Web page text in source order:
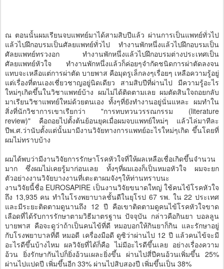
ณ ตอนนั้นผมเรียนจบแพทย์มาได้สามสิบปีแล้ว ผ่านการเป็นแพทย์ทั่วไป
แล้วไปฝึกอบรมเป็นศัลยแพทย์ทั่วไป ทำงานพักหนึ่งแล้วไปฝึกอบรมเป็น
ศัลยแพทย์ทรวงอก ทำงานพักหนึ่งแล้วไปฝึกอบรมต่างประเทศเป็น
ศัลยแพทย์หัวใจ ทำงานพักหนึ่งแล้วก็ค่อยๆจำกัดชนิดการผ่าตัดลงจน
แทบจะเหลือแต่การผ่าตัด บายพาส คือมุดรูเล็กลงๆเรื่อยๆ เหลือความรู้อยู่
แต่เรื่องที่ตนเองเชี่ยวชาญอยู่นิดเดียว สามสิบปีที่ผ่านไป มีความรู้อะไร
ใหม่ๆเกิดขึ้นในวิชาแพทย์บ้าง ผมไม่ได้ติดตามเลย ผมตัดสินใจถอยกลับ
มาเรียนวิชาแพทย์ใหม่ด้วยตนเอง ทั้งๆที่ยังทำงานอยู่นั่นแหละ ผมทำใน
สิ่งที่นักวิชาการเขาเรียกว่า "การทบทวนวรรณกรรม (literature
review)" คือถอยไปตั้งต้นย้อนยุคเมื่อผมจบแพทย์ใหม่ๆ แล้วไล่มาทีละ
ปีพ.ศ.ว่านับตั้งแต่นั้นมามีงานวิจัยทางการแพทย์อะไรใหม่ๆเกิด ขึ้นโดยที่
ผมไม่ทราบบ้าง
ผมได้พบว่ามีงานวิจัยการรักษาโรคหัวใจที่ให้ผลเหลือเชื่อเกิดขึ้นจำนวน
มาก ซึ่งผมไม่เคยรู้มาก่อนเลย ทั้งๆที่ผมเองก็เป็นหมอหัวใจ ผมจะยก
ตัวอย่างงานวิจัยบางงานที่เตะตาผมจังๆให้ท่านทราบนะ
งานวิจัยนี้ชื่อ EUROSAPIRE เป็นงานวิจัยขนาดใหญ่ ใช้คนไข้โรคหัวใจ
ถึง 13,935 คน ทำในโรงพยาบาลชั้นดีในยุโรป 67 รพ. ใน 22 ประเทศ
และมีระยะติดตามดูนานถึง 12 ปี คือเขาติดตามดูคนไข้โรคหัวใจขาด
เลือดที่ได้รับการรักษาตามวิธีมาตรฐาน ปัจจุบัน กล่าวคือกินยา บอลลูน
บายพาส คือจะดูว่าถ้าเป็นคนไข้ที่ดี หมอบอกให้กินยาก็กิน และรักษาอยู่
กับโรงพยาบาลที่ดี หมอดี เครื่องมือดี ดูซิว่าผ่านไป 12 ปี แล้วคนไข้จะมี
อะไรดีขึ้นบ้างไหม ผลวิจัยที่ได้ก็คือ ไม่มีอะไรดีขึ้นเลย อย่างเรื่องความ
อ้วน ยิ่งรักษากันไปก็ยิ่งอ้วนเผละยิ่งขึ้น ผ่านไปสี่ปีคนอ้วนเพิ่มขึ้น 25%
ผ่านไปแปดปี เพิ่มขึ้นอีก 33% ผ่านไปสิบสองปี เพิ่มขึ้นเป็น 38%